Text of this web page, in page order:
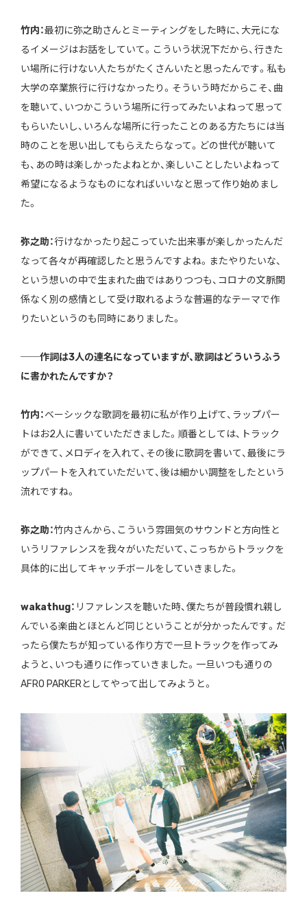
竹内：最初に弥之助さんとミーティングをした時に、大元にな
るイメージはお話をしていて。こういう状況下だから、行きた
い場所に行けない人たちがたくさんいたと思ったんです。私も
大学の卒業旅行に行けなかったり。そういう時だからこそ、曲
を聴いて、いつかこういう場所に行ってみたいよねって思って
もらいたいし、いろんな場所に行ったことのある方たちには当
時のことを思い出してもらえたらなって。どの世代が聴いて
も、あの時は楽しかったよねとか、楽しいことしたいよねって
希望になるようなものになればいいなと思って作り始めまし
た。
弥之助：行けなかったり起こっていた出来事が楽しかったんだ
なって各々が再確認したと思うんですよね。またやりたいな、
という想いの中で生まれた曲ではありつつも、コロナの文脈関
係なく別の感情として受け取れるような普遍的なテーマで作
りたいというのも同時にありました。
──作詞は3人の連名になっていますが、歌詞はどういうふう
に書かれたんですか？
竹内：ベーシックな歌詞を最初に私が作り上げて、ラップパー
トはお2人に書いていただきました。順番としては、トラック
ができて、メロディを入れて、その後に歌詞を書いて、最後にラ
ップパートを入れていただいて、後は細かい調整をしたという
流れですね。
弥之助：竹内さんから、こういう雰囲気のサウンドと方向性と
いうリファレンスを我々がいただいて、こっちからトラックを
具体的に出してキャッチボールをしていきました。
wakathug： リファレンスを聴いた時、僕たちが普段慣れ親し
んでいる楽曲とほとんど同じということが分かったんです。だ
ったら僕たちが知っている作り方で一旦トラックを作ってみ
ようと、いつも通りに作っていきました。一旦いつも通りの
AFRO PARKERとしてやって出してみようと。